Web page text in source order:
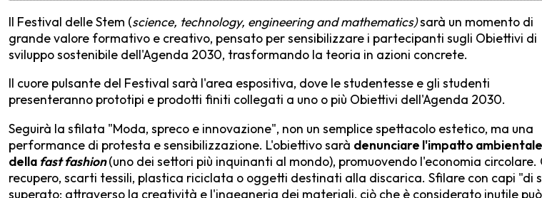
Il Festival delle Stem (science, technology, engineering and mathematics)sarà un momento di
grande valore formativo e creativo, pensato per sensibilizzare i partecipanti sugli Obiettivi di
sviluppo sostenibile dell'Agenda 2030, trasformando la teoria in azioni concrete.
Il cuore pulsante del Festival sarà l'area espositiva, dove le studentesse e gli studenti
presenteranno prototipi e prodotti finiti collegati a uno o più Obiettivi dell'Agenda 2030.
Seguirà la sfilata "Moda, spreco e innovazione", non un semplice spettacolo estetico, ma una
performance di protesta e sensibilizzazione. L'obiettivo sarà denunciare l'impatto ambientale
della fast fashion(uno dei settori più inquinanti al mondo), promuovendo l'economia
recupero, scarti tessili, plastica riciclata o oggetti destinati alla discarica. Sfilare con capi
superato: attraverso la creatività e l'ingegneria dei materiali, ciò che è considerato inutile